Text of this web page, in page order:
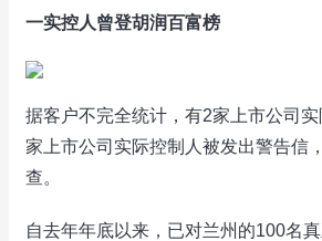
一实控人曾登胡润百富榜
据客户不完全统计，有2家上市公司
家上市公司实际控制人被发出警告信
查。
自去年年底以来，已对兰州的100名